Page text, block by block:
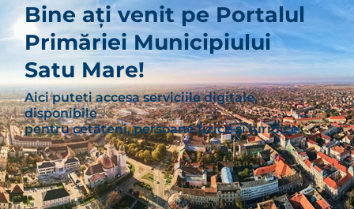
Bine ați venit pe Portalul
Primăriei Municipiului
Satu Mare!
Aici puteti accesa serviciile digitale,
disponibile
pentru cetăţeni, persoane fizice și juridice.